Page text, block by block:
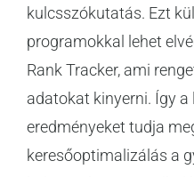
kulcsszókutatás. Ezt
programokkal lehet
Rank Tracker, ami
adatokat kinyerni. Így
eredményeket tudja
keresőoptimalizálás a